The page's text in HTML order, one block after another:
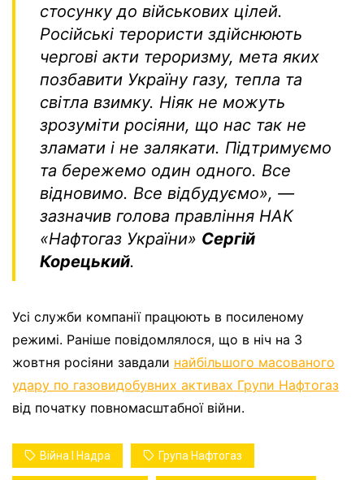
стосунку до військових цілей.
Російські терористи здійснюють
чергові акти тероризму, мета яких
позбавити Україну газу, тепла та
світла взимку. Ніяк не можуть
зрозуміти росіяни, що нас так не
зламати і не залякати. Підтримуємо
та бережемо один одного. Все
відновимо. Все відбудуємо», —
зазначив голова правління НАК
«Нафтогаз України» Сергій
Корецький.
Усі служби компанії працюють в посиленому
режимі. Раніше повідомлялося, що в ніч на 3
жовтня росіяни завдали найбільшого масованого
удару по газовидобувних активах Групи Нафтогаз
від початку повномасштабної війни.
Війна І Надра Група Нафтогаз